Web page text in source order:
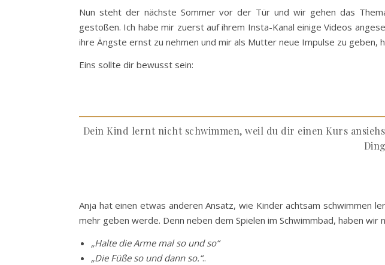
Nun steht der nächste Sommer vor der Tür und wir gehen das
gestoßen. Ich habe mir zuerst auf ihrem Insta-Kanal einige Videos
ihre Ängste ernst zu nehmen und mir als Mutter neue Impulse zu geben,
Eins sollte dir bewusst sein:
Dein Kind lernt nicht schwimmen, weil du dir einen Kurs
Anja hat einen etwas anderen Ansatz, wie Kinder achtsam schwimmen
mehr geben werde. Denn neben dem Spielen im Schwimmbad, haben wir
„Halte die Arme mal so und so“
„Die Füße so und dann so.“..